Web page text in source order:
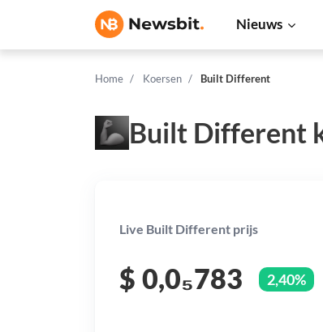
Nieuws
Home Koersen Built Different
Built Different
Live Built Different prijs
$ 0,0₅783 2,40%